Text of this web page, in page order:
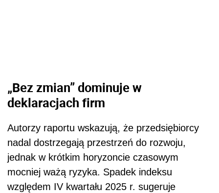
„Bez zmian” dominuje w
deklaracjach firm
Autorzy raportu wskazują, że przedsiębiorcy
nadal dostrzegają przestrzeń do rozwoju,
jednak w krótkim horyzoncie czasowym
mocniej ważą ryzyka. Spadek indeksu
względem IV kwartału 2025 r. sugeruje